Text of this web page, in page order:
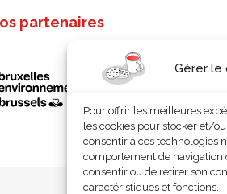
Gérer le
Pour offrir les meilleures
les cookies pour stocker et/
consentir à ces technologies
comportement de navigation
consentir ou de retirer son
caractéristiques et fonctions.
partenaires